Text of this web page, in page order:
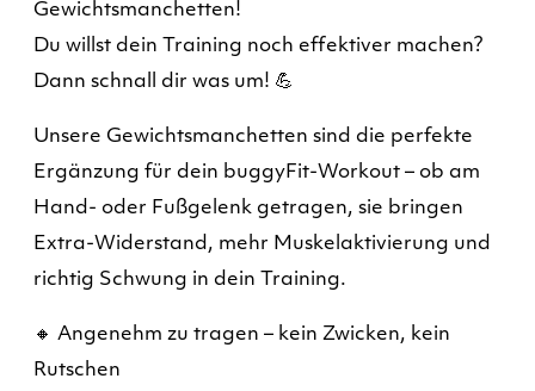
Gewichtsmanchetten!
Du willst dein Training noch effektiver machen?
Dann schnall dir was um! 💪
Unsere Gewichtsmanchetten sind die perfekte
Ergänzung für dein buggyFit-Workout – ob am
Hand- oder Fußgelenk getragen, sie bringen
Extra-Widerstand, mehr Muskelaktivierung und
richtig Schwung in dein Training.
🔸 Angenehm zu tragen – kein Zwicken, kein
Rutschen